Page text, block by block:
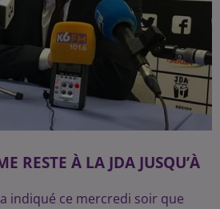
RESTE À LA JDA JUSQU’À
indiqué ce mercredi soir que